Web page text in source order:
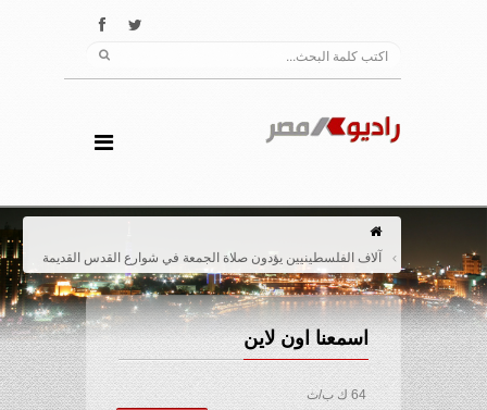
آلاف الفلسطينيين يؤدون صلاة الجمعة في شوارع القدس القديمة
اسمعنا اون لاين
64 ك ب/ث